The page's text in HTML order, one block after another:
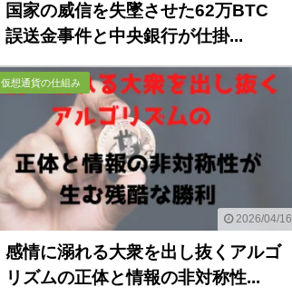
国家の威信を失墜させた62万BTC
誤送金事件と中央銀行が仕掛...
2026/04/16
仮想通貨の仕組み
感情に溺れる大衆を出し抜くアルゴ
リズムの正体と情報の非対称性...